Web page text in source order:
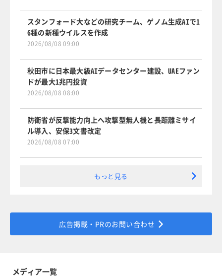
スタンフォード大などの研究チーム、ゲノム生成AIで1
6種の新種ウイルスを作成
2026/08/08 09:00
秋田市に日本最大級AIデータセンター建設、UAEファン
ドが最大1兆円投資
2026/08/08 08:00
防衛省が反撃能力向上へ攻撃型無人機と長距離ミサイ
ル導入、安保3文書改定
2026/08/08 07:00
もっと見る
広告掲載・PRのお問い合わせ
メディア一覧